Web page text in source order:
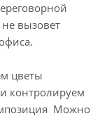
вызовет
цветы
контролируем
Можно